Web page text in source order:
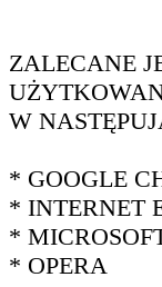
ZALECANE
W
* GOOGLE
* INTERNET
*
* OPERA